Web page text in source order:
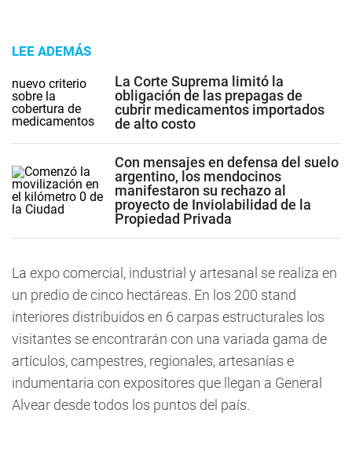
LEE ADEMÁS
La Corte Suprema limitó la
obligación de las prepagas de
cubrir medicamentos importados
de alto costo
Con mensajes en defensa del suelo
argentino, los mendocinos
manifestaron su rechazo al
proyecto de Inviolabilidad de la
Propiedad Privada
La expo comercial, industrial y artesanal se realiza en
un predio de cinco hectáreas. En los 200 stand
interiores distribuidos en 6 carpas estructurales los
visitantes se encontrarán con una variada gama de
artículos, campestres, regionales, artesanías e
indumentaria con expositores que llegan a General
Alvear desde todos los puntos del país.